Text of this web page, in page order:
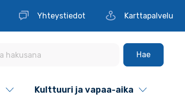
Yhteystiedot Karttapalvelu
Hae
Kulttuuri ja vapaa-aika